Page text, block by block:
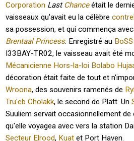
Corporation Last Chanceétait le
vaisseaux qu'avait eu la célèbre
sa possession, et qui commença
Brentaal Princess. Enregistré au BoSS
I33BAY-TR02, le vaisseau avait été
Mécanicienne Hors-la-loi Bolabo
décoration était faite de tout et
Wroona, des souvenirs ramenés de
Tru'eb Cholakk, le second de Platt. Un
Suuliem servait occasionnellement
qu'elle voyagea avec vers la station
Secteur Elrood, Kuat et Port Haven.